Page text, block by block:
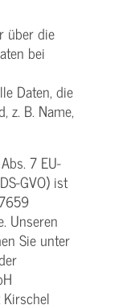
über die
bei
Daten, die
z. B. Name,
7 EU-
GVO) ist
Unseren
Sie unter